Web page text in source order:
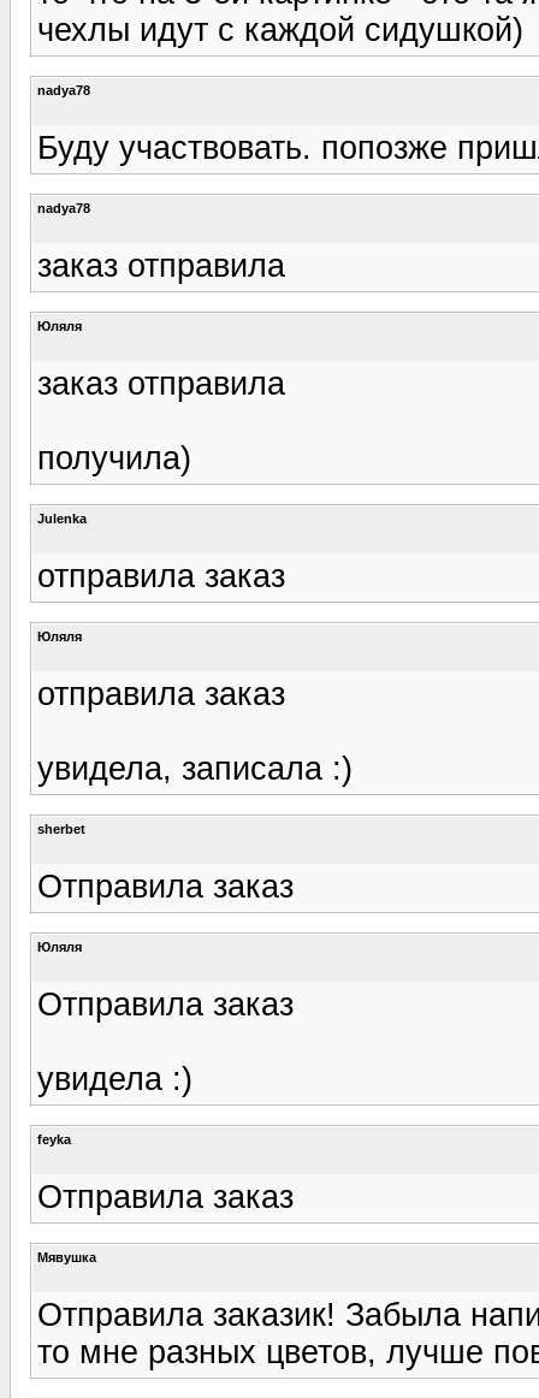
чехлы идут с каждой сидушкой)
nadya78
Буду участвовать. попозже
nadya78
заказ отправила
Юляля
заказ отправила
получила)
Julenka
отправила заказ
Юляля
отправила заказ
увидела, записала :)
sherbet
Отправила заказ
Юляля
Отправила заказ
увидела :)
feyka
Отправила заказ
Мявушка
Отправила заказик! Забыла
то мне разных цветов, лучше